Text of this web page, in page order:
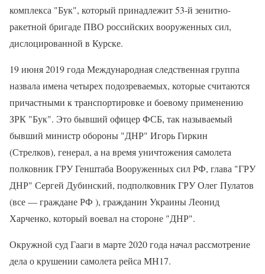
комплекса "Бук", который принадлежит 53-й зенитно-
ракетной бригаде ПВО российских вооруженных сил,
дислоцированной в Курске.
19 июня 2019 года Международная следственная группа
назвала имена четырех подозреваемых, которые считаются
причастными к транспортировке и боевому применению
ЗРК "Бук". Это бывший офицер ФСБ, так называемый
бывший министр обороны "ДНР" Игорь Гиркин
(Стрелков), генерал, а на время уничтожения самолета
полковник ГРУ Генштаба Вооруженных сил РФ, глава "ГРУ
ДНР" Сергей Дубинский, подполковник ГРУ Олег Пулатов
(все — граждане РФ ), гражданин Украины Леонид
Харченко, который воевал на стороне "ДНР".
Окружной суд Гааги в марте 2020 года начал рассмотрение
дела о крушении самолета рейса МН17.